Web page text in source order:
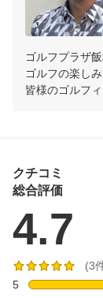
※レッ
時間は開始
例2　土曜日
していたら
ゴルフプラザ
ゴルフの楽し
皆様のゴルフ
クチコミ
総合評価
4.7
(3
5